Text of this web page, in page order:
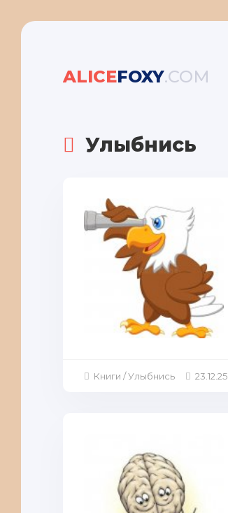
ALICEFOXY.COM
Улыбнись
Книги / Улыбнись 23.12.25